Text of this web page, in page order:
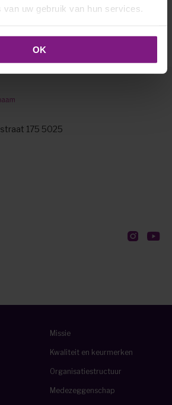
uw gebruik van hun services.
OK
175 5025
Missie
Kwaliteit en keurmerken
Organisatiestructuur
Medezeggenschap